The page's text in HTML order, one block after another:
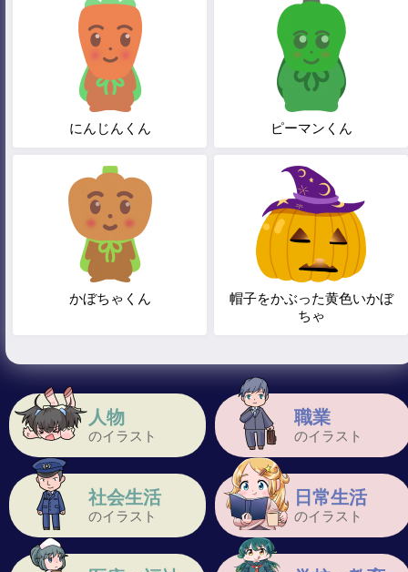
人物
のイラスト
職業
のイラスト
社会生活
のイラスト
日常生活
のイラスト
にんじんくん ピーマンくん
かぼちゃくん
帽子をかぶった黄色いかぼ
ちゃ